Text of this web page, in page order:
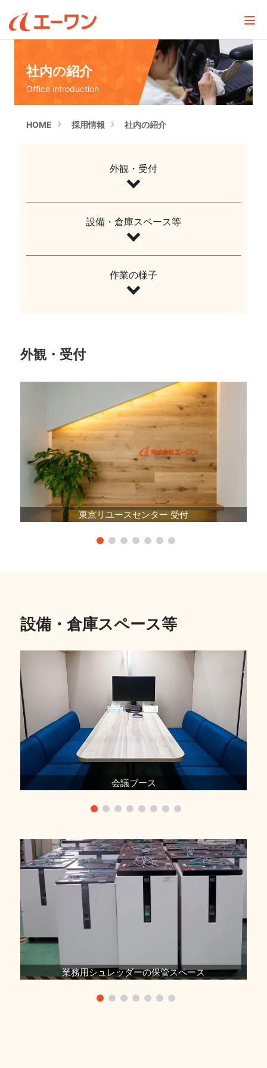
社内の紹介
Office introduction
HOME 採用情報 社内の紹介
外観・受付
設備・倉庫スペース等
作業の様子
外観・受付
東京リユースセンター 受付
設備・倉庫スペース等
会議ブース
業務用シュレッダーの保管スペース